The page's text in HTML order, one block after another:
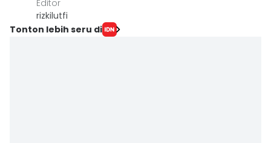
Editor
rizkilutfi
Tonton lebih seru di